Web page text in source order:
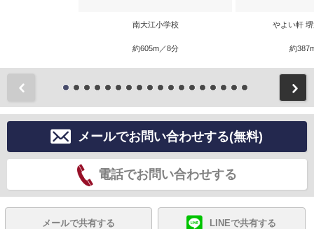
南大江小学校
約605m／8分
やよい軒
約
メールでお問い合わせする(無料)
電話でお問い合わせする
メールで共有する LINEで共有する